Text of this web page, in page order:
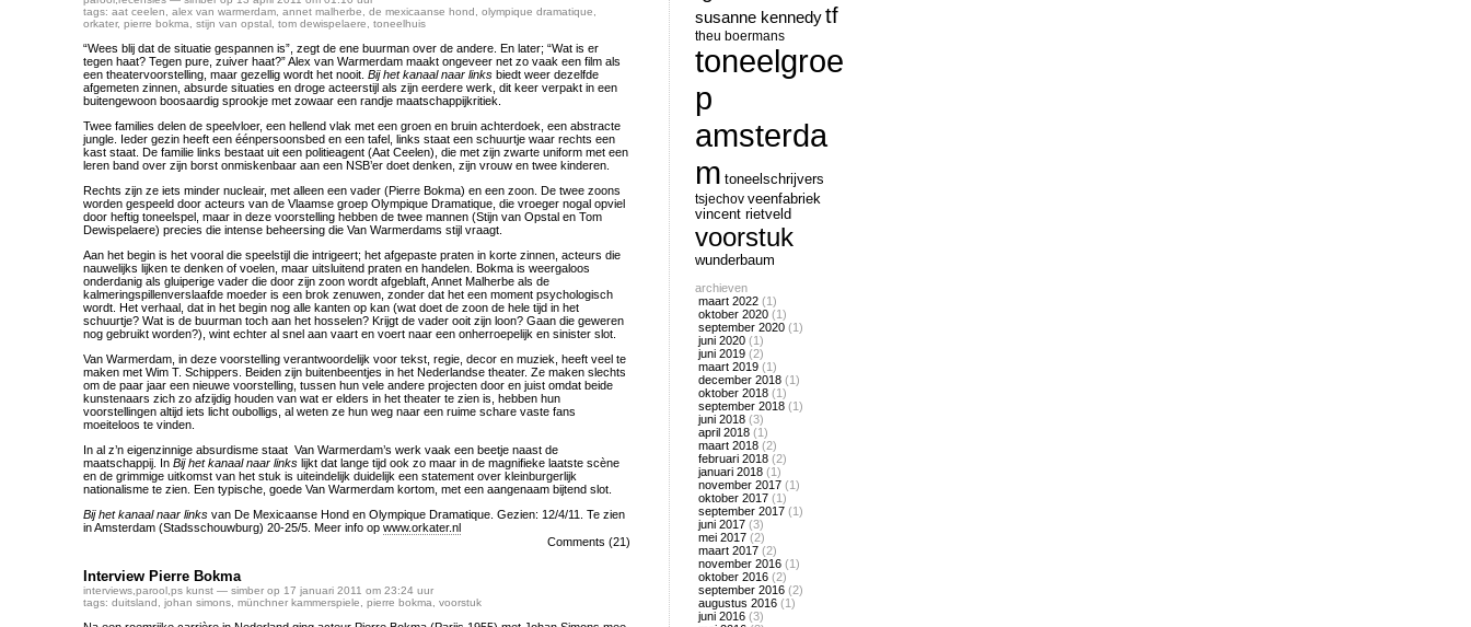
tags: aat ceelen alex van warmerdam annet malherbe de mexicaanse hond olympique dramatique
orkater, pierre bokma stijn van opstal tom dewispelaere toneelhuis
“Wees blij dat de situatie gespannen is”, zegt de ene buurman over de andere. En later; “Wat is er
tegen haat? Tegen pure, zuiver haat?” Alex van Warmerdam maakt ongeveer net zo vaak een film als
een theatervoorstelling, maar gezellig wordt het nooit. Bij het kanaal naar links biedt weer dezelfde
afgemeten zinnen, absurde situaties en droge acteerstijl als zijn eerdere werk, dit keer verpakt in een
buitengewoon boosaardig sprookje met zowaar een randje maatschappijkritiek.
Twee families delen de speelvloer, een hellend vlak met een groen en bruin achterdoek, een abstracte
jungle. Ieder gezin heeft een éénpersoonsbed en een tafel, links staat een schuurtje waar rechts een
kast staat. De familie links bestaat uit een politieagent (Aat Ceelen), die met zijn zwarte uniform met een
leren band over zijn borst onmiskenbaar aan een NSB’er doet denken, zijn vrouw en twee kinderen.
Rechts zijn ze iets minder nucleair, met alleen een vader (Pierre Bokma) en een zoon. De twee zoons
worden gespeeld door acteurs van de Vlaamse groep Olympique Dramatique, die vroeger nogal opviel
door heftig toneelspel, maar in deze voorstelling hebben de twee mannen (Stijn van Opstal en Tom
Dewispelaere) precies die intense beheersing die Van Warmerdams stijl vraagt.
Aan het begin is het vooral die speelstijl die intrigeert; het afgepaste praten in korte zinnen, acteurs die
nauwelijks lijken te denken of voelen, maar uitsluitend praten en handelen. Bokma is weergaloos
onderdanig als gluiperige vader die door zijn zoon wordt afgeblaft, Annet Malherbe als de
kalmeringspillenverslaafde moeder is een brok zenuwen, zonder dat het een moment psychologisch
wordt. Het verhaal, dat in het begin nog alle kanten op kan (wat doet de zoon de hele tijd in het
schuurtje? Wat is de buurman toch aan het hosselen? Krijgt de vader ooit zijn loon? Gaan die geweren
nog gebruikt worden?), wint echter al snel aan vaart en voert naar een onherroepelijk en sinister slot.
Van Warmerdam, in deze voorstelling verantwoordelijk voor tekst, regie, decor en muziek, heeft veel te
maken met Wim T. Schippers. Beiden zijn buitenbeentjes in het Nederlandse theater. Ze maken slechts
om de paar jaar een nieuwe voorstelling, tussen hun vele andere projecten door en juist omdat beide
kunstenaars zich zo afzijdig houden van wat er elders in het theater te zien is, hebben hun
voorstellingen altijd iets licht oubolligs, al weten ze hun weg naar een ruime schare vaste fans
moeiteloos te vinden.
In al z’n eigenzinnige absurdisme staat Van Warmerdam’s werk vaak een beetje naast de
maatschappij. In Bij het kanaal naar links lijkt dat lange tijd ook zo maar in de magnifieke laatste scène
en de grimmige uitkomst van het stuk is uiteindelijk duidelijk een statement over kleinburgerlijk
nationalisme te zien. Een typische, goede Van Warmerdam kortom, met een aangenaam bijtend slot.
Bij het kanaal naar links van De Mexicaanse Hond en Olympique Dramatique. Gezien: 12/4/11. Te zien
in Amsterdam (Stadsschouwburg) 20-25/5. Meer info op www.orkater.nl
Comments (21)
Interview Pierre Bokma
interviews parool ps kunst — simber op 17 januari 2011 om 23:24 uur
tags: duitsland johan simons münchner kammerspiele pierre bokma voorstuk
susanne kennedytf
theu boermans
toneelgroe
p
amsterda
m toneelschrijvers
tsjechov veenfabriek
vincent rietveld
voorstuk
wunderbaum
archieven
maart 2022 (1)
oktober 2020 (1)
september 2020 (1)
juni 2020 (1)
juni 2019 (2)
maart 2019 (1)
december 2018 (1)
oktober 2018 (1)
september 2018 (1)
juni 2018 (3)
april 2018 (1)
maart 2018 (2)
februari 2018 (2)
januari 2018 (1)
november 2017 (1)
oktober 2017 (1)
september 2017 (1)
juni 2017 (3)
mei 2017 (2)
maart 2017 (2)
november 2016 (1)
oktober 2016 (2)
september 2016 (2)
augustus 2016 (1)
juni 2016 (3)